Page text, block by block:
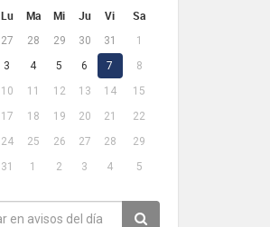
Lu Ma Mi Ju Vi Sa
27 28 29 30 31
1
3 4 5 6 7
8
10 11 12 13 14
15
17 18 19 20 21
22
24 25 26 27 28
29
31 1 2 3 4 5